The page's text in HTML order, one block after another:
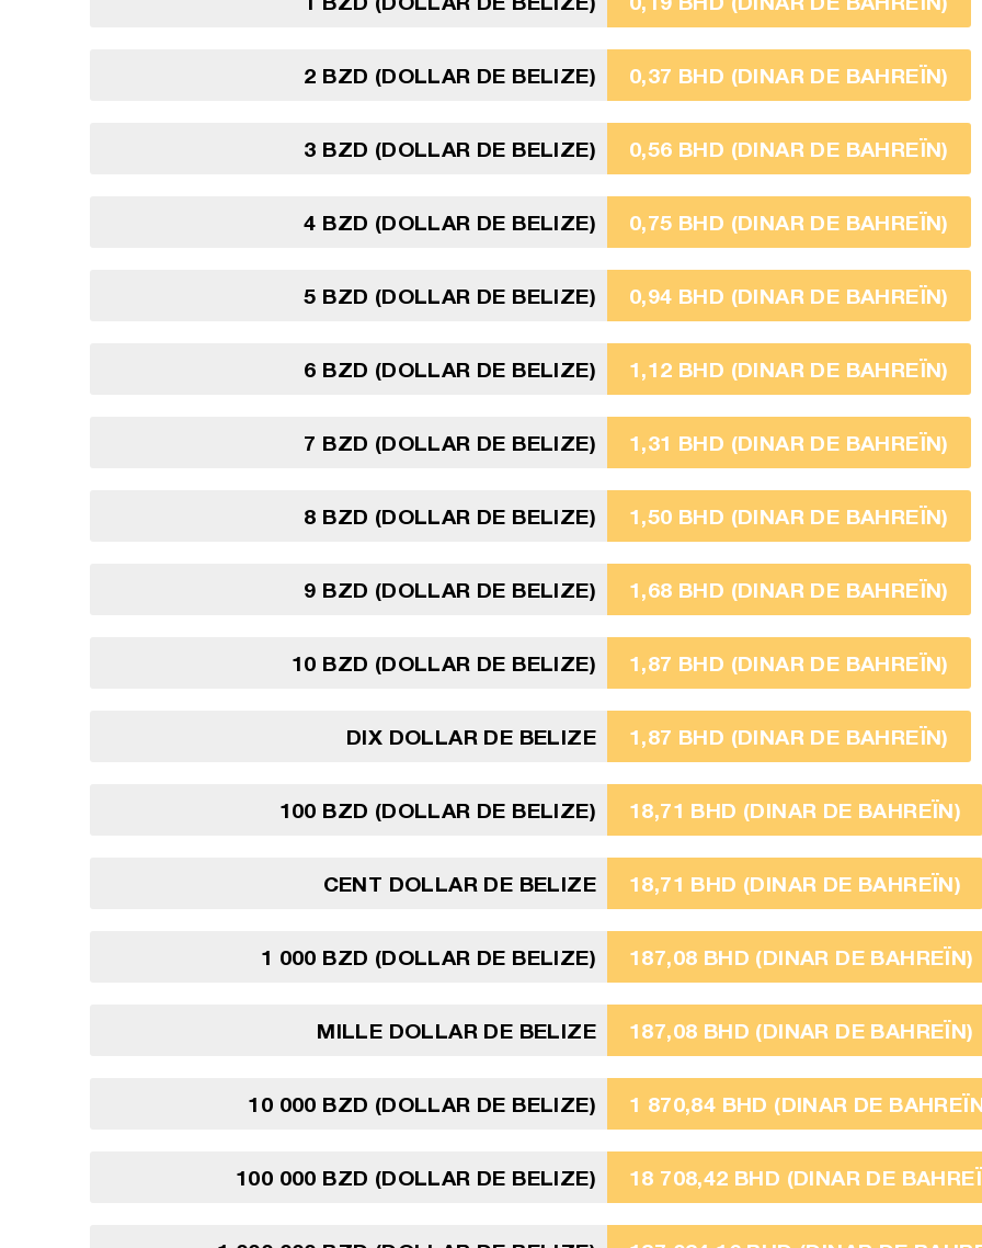
2 BZD (DOLLAR DE BELIZE) 0,37 BHD (DINAR DE BAHREÏN)
3 BZD (DOLLAR DE BELIZE) 0,56 BHD (DINAR DE BAHREÏN)
4 BZD (DOLLAR DE BELIZE) 0,75 BHD (DINAR DE BAHREÏN)
5 BZD (DOLLAR DE BELIZE) 0,94 BHD (DINAR DE BAHREÏN)
6 BZD (DOLLAR DE BELIZE) 1,12 BHD (DINAR DE BAHREÏN)
7 BZD (DOLLAR DE BELIZE) 1,31 BHD (DINAR DE BAHREÏN)
8 BZD (DOLLAR DE BELIZE) 1,50 BHD (DINAR DE BAHREÏN)
9 BZD (DOLLAR DE BELIZE) 1,68 BHD (DINAR DE BAHREÏN)
10 BZD (DOLLAR DE BELIZE) 1,87 BHD (DINAR DE BAHREÏN)
DIX DOLLAR DE BELIZE 1,87 BHD (DINAR DE BAHREÏN)
100 BZD (DOLLAR DE BELIZE) 18,71 BHD (DINAR DE BAHREÏN)
CENT DOLLAR DE BELIZE 18,71 BHD (DINAR DE BAHREÏN)
1 000 BZD (DOLLAR DE BELIZE) 187,08 BHD (DINAR DE BAHREÏN)
MILLE DOLLAR DE BELIZE 187,08 BHD (DINAR DE BAHREÏN)
10 000 BZD (DOLLAR DE BELIZE) 1 870,84 BHD (DINAR DE
100 000 BZD (DOLLAR DE BELIZE) 18 708,42 BHD (DINAR DE